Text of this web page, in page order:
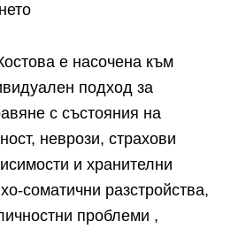
е насочена към
подход за
с състояния на
неврози, страхови
и хранителни
соматични разстройства,
проблеми ,